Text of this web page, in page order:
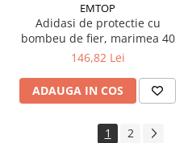
EMTOP
Adidasi de protectie cu
bombeu de fier, marimea 40
146,82 Lei
ADAUGA IN COS
1 2